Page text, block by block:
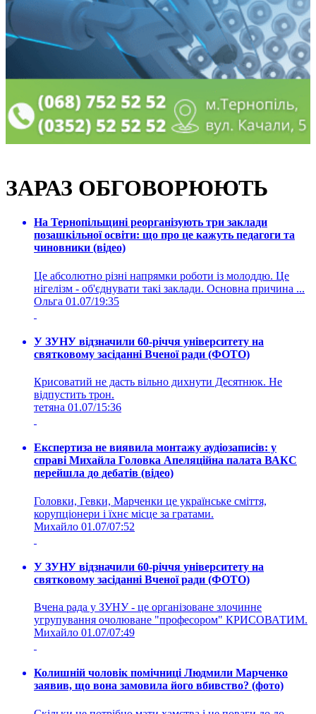
ЗАРАЗ ОБГОВОРЮЮТЬ
На Тернопільщині реорганізують три заклади
позашкільної освіти: що про це кажуть педагоги та
чиновники (відео)
Це абсолютно різні напрямки роботи із молоддю. Це
нігелізм - об'єднувати такі заклади. Основна причина ...
Ольга 01.07/19:35
У ЗУНУ відзначили 60-річчя університету на
святковому засіданні Вченої ради (ФОТО)
Крисоватий не дасть вільно дихнути Десятнюк. Не
відпустить трон.
тетяна 01.07/15:36
Експертиза не виявила монтажу аудіозаписів: у
справі Михайла Головка Апеляційна палата ВАКС
перейшла до дебатів (відео)
Головки, Гевки, Марченки це українське сміття,
корупціонери і їхнє місце за гратами.
Михайло 01.07/07:52
У ЗУНУ відзначили 60-річчя університету на
святковому засіданні Вченої ради (ФОТО)
Вчена рада у ЗУНУ - це організоване злочинне
угрупування очолюване "професором" КРИСОВАТИМ.
Михайло 01.07/07:49
Колишній чоловік помічниці Людмили Марченко
заявив, що вона замовила його вбивство? (фото)